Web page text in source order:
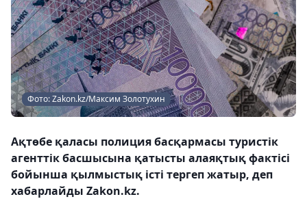
Фото: Zakon.kz/Максим Золотухин
Ақтөбе қаласы полиция басқармасы туристік
агенттік басшысына қатысты алаяқтық фактісі
бойынша қылмыстық істі тергеп жатыр, деп
хабарлайды Zakon.kz.